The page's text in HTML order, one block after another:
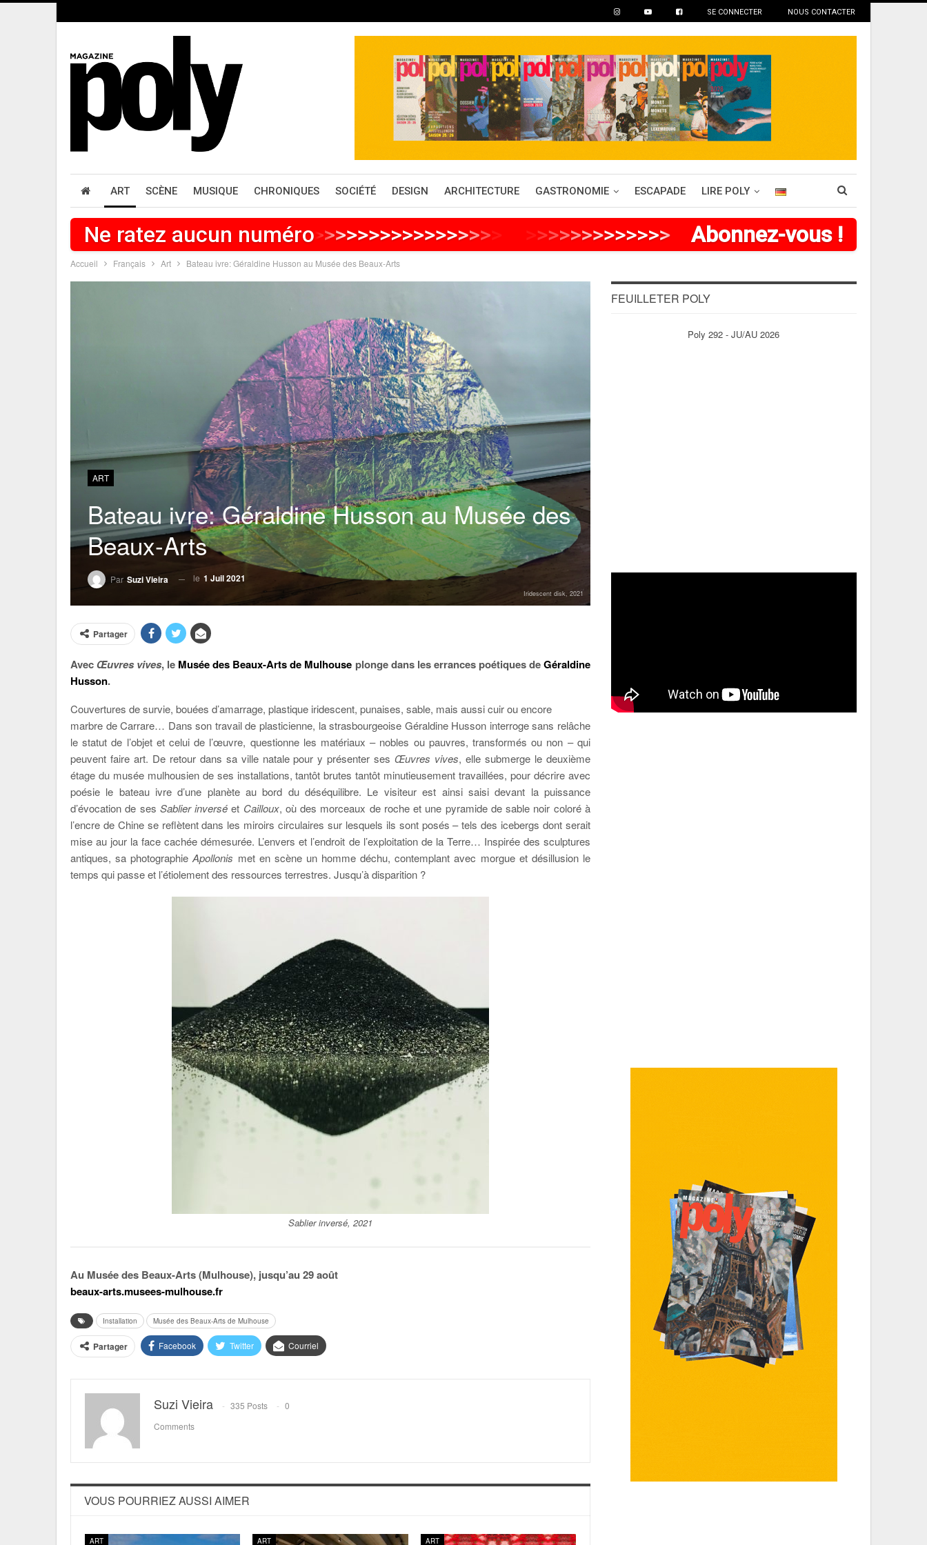
SE CONNECTER NOUS CONTACTER
ART SCÈNE MUSIQUE CHRONIQUES SOCIÉTÉ DESIGN ARCHITECTURE GASTRONOMIE ESCAPADE LIRE POLY
Ne ratez aucun numéro>>>>>>>>>>>>>>>> >>>>>>> >>>> Abonnez-vous !
Accueil Français Art Bateau ivre: Géraldine Husson au Musée des Beaux-Arts
ART
Bateau ivre: Géraldine Husson au Musée des
Beaux-Arts
Par Suzi Vieira le 1 Juil 2021
Iridescent disk, 2021
Partager
AvecŒuvres vives, le Musée des Beaux-Arts de Mulhouse plonge dans les errances poétiques deGéraldine
Husson.
Couvertures de survie, bouées d’amarrage, plastique iridescent, punaises, sable, mais aussi cuir ou encore
marbre de Carrare… Dans son travail de plasticienne, la strasbourgeoise Géraldine Husson interroge sans relâche
le statut de l’objet et celui de l’œuvre, questionne les matériaux – nobles ou pauvres, transformés ou non – qui
peuvent faire art. De retour dans sa ville natale pour y présenter sesŒuvres vives, elle submerge le deuxième
étage du musée mulhousien de ses installations, tantôt brutes tantôt minutieusement travaillées, pour décrire avec
poésie le bateau ivre d’une planète au bord du déséquilibre. Le visiteur est ainsi saisi devant la puissance
d’évocation de ses Sablier inversé et Cailloux, où des morceaux de roche et une pyramide de sable noir coloré à
l’encre de Chine se reflètent dans les miroirs circulaires sur lesquels ils sont posés – tels des icebergs dont serait
mise au jour la face cachée démesurée. L’envers et l’endroit de l’exploitation de la Terre… Inspirée des sculptures
antiques, sa photographieApollonis met en scène un homme déchu, contemplant avec morgue et désillusion le
temps qui passe et l’étiolement des ressources terrestres. Jusqu’à disparition ?
Sablier inversé, 2021
Au Musée des Beaux-Arts (Mulhouse), jusqu’au 29 août
beaux-arts.musees-mulhouse.fr
Installation Musée des Beaux-Arts de Mulhouse
Partager Facebook Twitter Courriel
Suzi Vieira 335 Posts
0
Comments
VOUS POURRIEZ AUSSI AIMER
ART ART ART
FEUILLETER POLY
Poly 292 - JU/AU 2026